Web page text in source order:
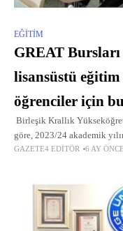
EĞITIM
GREAT
lisansüstü
öğrenciler için
Birleşik Krallık
göre, 2023/24 akademik
GAZETE4 EDITÖR 6 AY ÖNCE